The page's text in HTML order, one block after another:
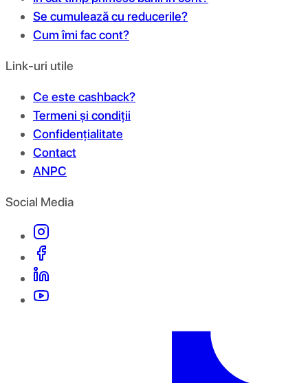
Se cumulează cu reducerile?
Cum îmi fac cont?
Link-uri utile
Ce este cashback?
Termeni și condiții
Confidențialitate
Contact
ANPC
Social Media